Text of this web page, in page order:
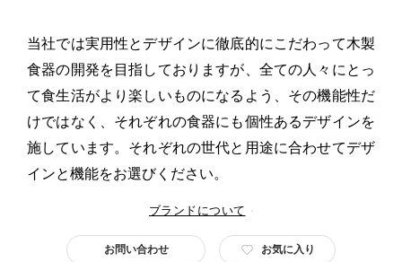
当社では実用性とデザインに徹底的にこだわって木製
食器の開発を目指しておりますが、全ての人々にとっ
て食生活がより楽しいものになるよう、その機能性だ
けではなく、それぞれの食器にも個性あるデザインを
施しています。それぞれの世代と用途に合わせてデザ
インと機能をお選びください。
ブランドについて
お問い合わせ お気に入り